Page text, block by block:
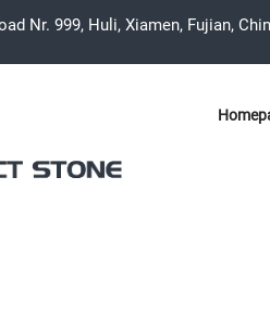
Nr. 999, Huli, Xiamen, Fujian,